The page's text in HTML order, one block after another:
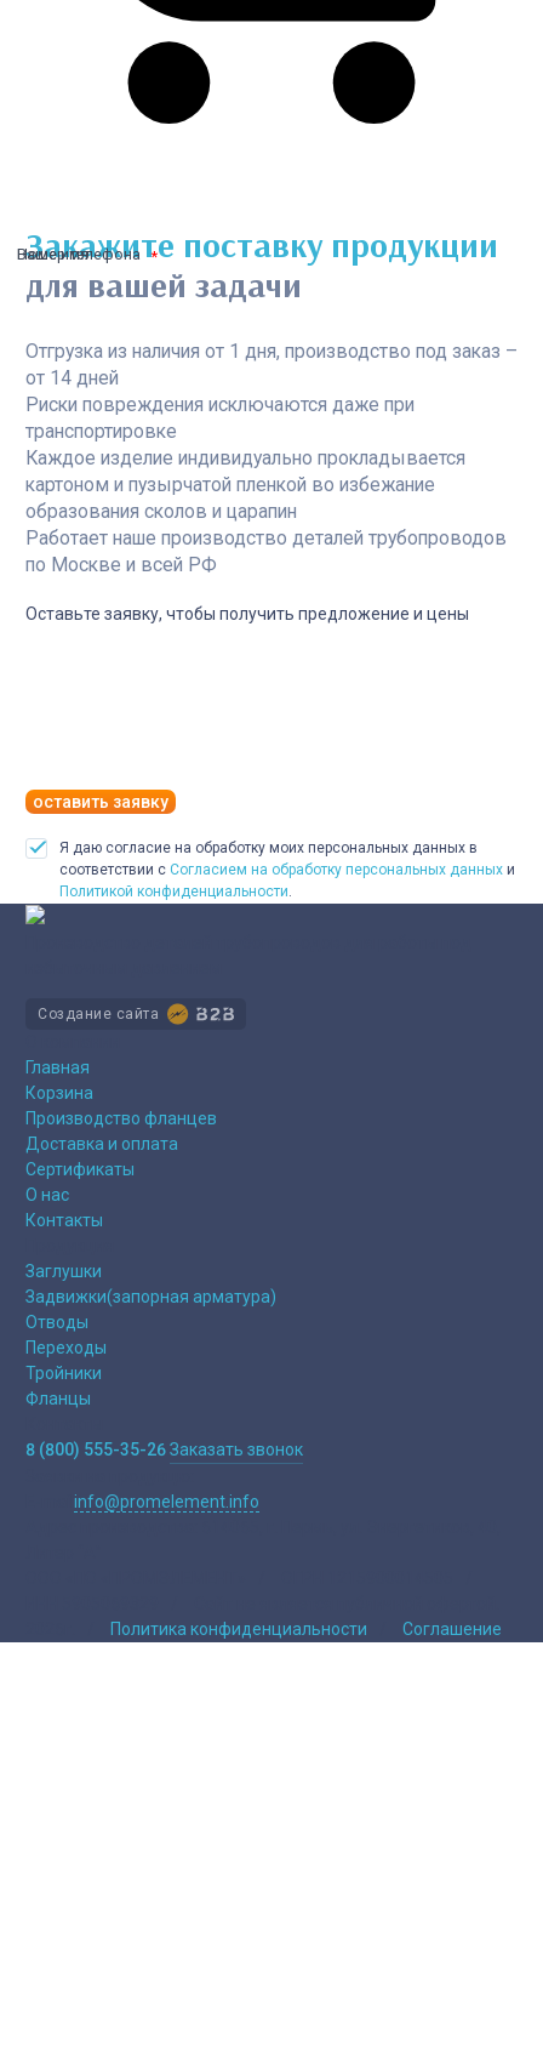
Закажите поставку продукции
для вашей задачи
Отгрузка из наличия от 1 дня, производство под заказ –
от 14 дней
Риски повреждения исключаются даже при
транспортировке
Каждое изделие индивидуально прокладывается
картоном и пузырчатой пленкой во избежание
образования сколов и царапин
Работает наше производство деталей трубопроводов
по Москве и всей РФ
Оставьте заявку, чтобы получить предложение и цены
Ваше имя
Номер телефона
оставить заявку
Я даю согласие на обработку моих персональных данных в
соответствии с Согласием на обработку персональных данных и
Политикой конфиденциальности
Создание сайта
Главная
Корзина
Производство фланцев
Доставка и оплата
Сертификаты
О нас
Контакты
Заглушки
Задвижки(запорная арматура)
Отводы
Переходы
Тройники
Фланцы
8 (800) 555-35-26Заказать звонок
info@promelement.info
Политика конфиденциальности Соглашение